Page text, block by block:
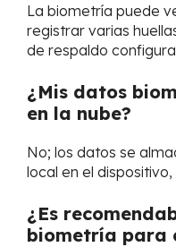
La biometría puede
registrar varias
de respaldo
¿Mis datos
en la nube?
No; los datos se
local en el
¿Es
biometría para